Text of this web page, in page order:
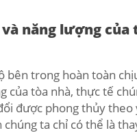
năng lượng của
bên trong hoàn toàn
của tòa nhà, thực tế
được phong thủy theo
chúng ta chỉ có thể là